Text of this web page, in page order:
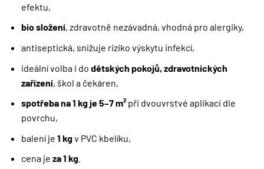
efektu,
bio složení, zdravotně nezávadná, vhodná pro alergiky,
antiseptická, snižuje riziko výskytu infekcí,
ideální volba i do dětských pokojů, zdravotnických
zařízení, škol a čekáren,
spotřeba na 1 kg je 5–7 m²při dvouvrstvé aplikaci dle
povrchu,
balení je 1 kgv PVC kbelíku,
cena je za 1 kg.